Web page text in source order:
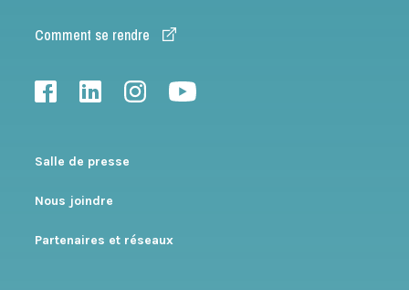
Comment se rendre
Salle de presse
Nous joindre
Partenaires et réseaux